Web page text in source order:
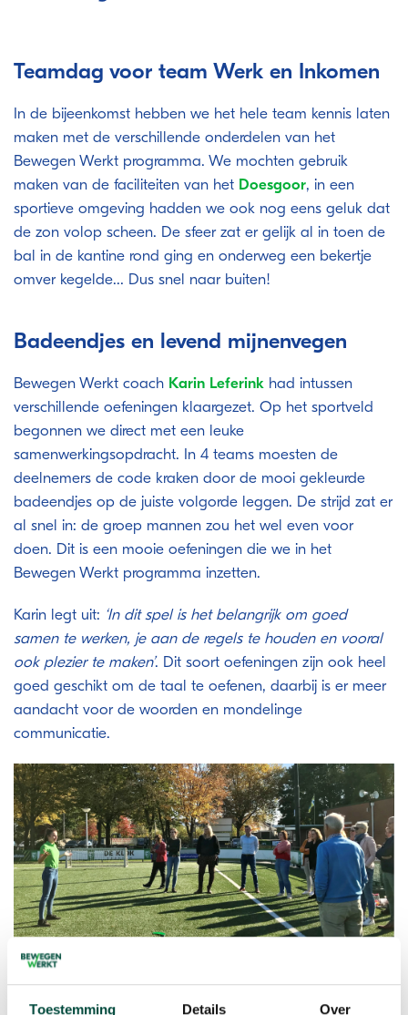
Toestemming Details Over
Teamdag voor team Werk en Inkomen
In de bijeenkomst hebben we het hele team kennis laten
maken met de verschillende onderdelen van het
Bewegen Werkt programma. We mochten gebruik
maken van de faciliteiten van het Doesgoor, in een
sportieve omgeving hadden we ook nog eens geluk dat
de zon volop scheen. De sfeer zat er gelijk al in toen de
bal in de kantine rond ging en onderweg een bekertje
omver kegelde… Dus snel naar buiten!
Badeendjes en levend mijnenvegen
Bewegen Werkt coach Karin Leferink had intussen
verschillende oefeningen klaargezet. Op het sportveld
begonnen we direct met een leuke
samenwerkingsopdracht. In 4 teams moesten de
deelnemers de code kraken door de mooi gekleurde
badeendjes op de juiste volgorde leggen. De strijd zat er
al snel in: de groep mannen zou het wel even voor
doen. Dit is een mooie oefeningen die we in het
Bewegen Werkt programma inzetten.
Karin legt uit: ‘In dit spel is het belangrijk om goed
samen te werken, je aan de regels te houden en vooral
ook plezier te maken’. Dit soort oefeningen zijn ook heel
goed geschikt om de taal te oefenen, daarbij is er meer
aandacht voor de woorden en mondelinge
communicatie.